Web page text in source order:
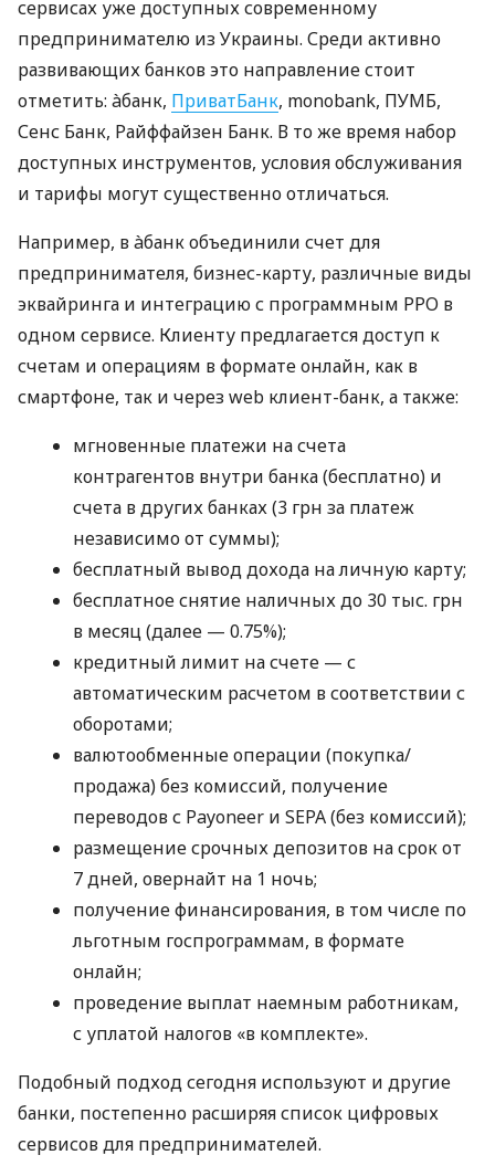
сервисах уже доступных современному
предпринимателю из Украины. Среди активно
развивающих банков это направление стоит
отметить: àбанк, ПриватБанк, monobank, ПУМБ,
Сенс Банк, Райффайзен Банк. В то же время набор
доступных инструментов, условия обслуживания
и тарифы могут существенно отличаться.
Например, в àбанк объединили счет для
предпринимателя, бизнес-карту, различные виды
эквайринга и интеграцию с программным РРО в
одном сервисе. Клиенту предлагается доступ к
счетам и операциям в формате онлайн, как в
смартфоне, так и через web клиент-банк, а также:
мгновенные платежи на счета
контрагентов внутри банка (бесплатно) и
счета в других банках (3 грн за платеж
независимо от суммы);
бесплатный вывод дохода на личную карту;
бесплатное снятие наличных до 30 тыс. грн
в месяц (далее — 0.75%);
кредитный лимит на счете — с
автоматическим расчетом в соответствии с
оборотами;
валютообменные операции (покупка/
продажа) без комиссий, получение
переводов с Payoneer и SEPA (без комиссий);
размещение срочных депозитов на срок от
7 дней, овернайт на 1 ночь;
получение финансирования, в том числе по
льготным госпрограммам, в формате
онлайн;
проведение выплат наемным работникам,
с уплатой налогов «в комплекте».
Подобный подход сегодня используют и другие
банки, постепенно расширяя список цифровых
сервисов для предпринимателей.